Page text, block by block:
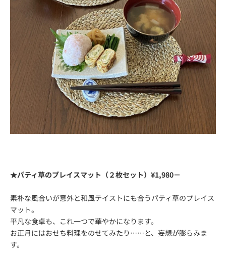
★パティ草のプレイスマット（２枚セット）¥1,980－
素朴な風合いが意外と和風テイストにも合うパティ草のプレイス
マット。
平凡な食卓も、これ一つで華やかになります。
お正月にはおせち料理をのせてみたり……と、妄想が膨らみま
す。